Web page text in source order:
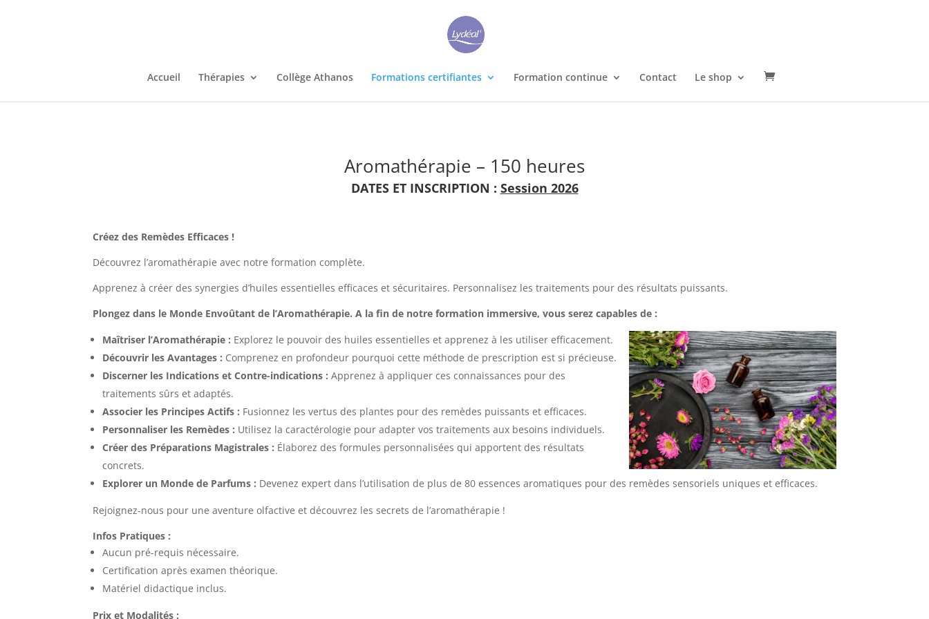
Accueil Thérapies Collège Athanos Formations certifiantes Formation continue Contact Le shop
Aromathérapie – 150 heures
DATES ET INSCRIPTION : Session 2026
Créez des Remèdes Efficaces !
Découvrez l’aromathérapie avec notre formation complète.
Apprenez à créer des synergies d’huiles essentielles efficaces et sécuritaires. Personnalisez les traitements pour des résultats puissants.
Plongez dans le Monde Envoûtant de l’Aromathérapie. A la fin de notre formation immersive, vous serez capables de :
Maîtriser l’Aromathérapie : Explorez le pouvoir des huiles essentielles et apprenez à les utiliser efficacement.
Découvrir les Avantages : Comprenez en profondeur pourquoi cette méthode de prescription est si précieuse.
Discerner les Indications et Contre-indications : Apprenez à appliquer ces connaissances pour des
traitements sûrs et adaptés.
Associer les Principes Actifs : Fusionnez les vertus des plantes pour des remèdes puissants et efficaces.
Personnaliser les Remèdes : Utilisez la caractérologie pour adapter vos traitements aux besoins individuels.
Créer des Préparations Magistrales : Élaborez des formules personnalisées qui apportent des résultats
concrets.
Explorer un Monde de Parfums : Devenez expert dans l’utilisation de plus de 80 essences aromatiques pour des remèdes sensoriels uniques et efficaces.
Rejoignez-nous pour une aventure olfactive et découvrez les secrets de l’aromathérapie !
Infos Pratiques :
Aucun pré-requis nécessaire.
Certification après examen théorique.
Matériel didactique inclus.
Prix et Modalités :